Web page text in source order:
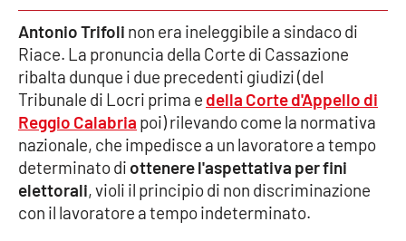
Meteo
Editoriali
VIDEO
Ambiente
Cronaca
Antonio Trifoli non era ineleggibile a sindaco di
Riace. La pronuncia della Corte di Cassazione
ribalta dunque i due precedenti giudizi (del
Tribunale di Locri prima e della Corte d'Appello di
Reggio Calabria poi) rilevando come la normativa
nazionale, che impedisce a un lavoratore a tempo
determinato di ottenere l'aspettativa per fini
elettorali, violi il principio di non discriminazione
con il lavoratore a tempo indeterminato.